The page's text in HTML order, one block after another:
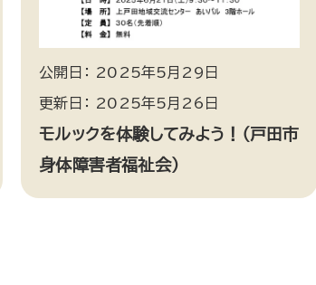
公開日： 2025年5月29日
更新日： 2025年5月26日
モルックを体験してみよう！（戸田市
身体障害者福祉会）